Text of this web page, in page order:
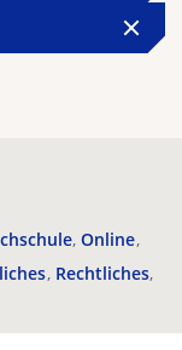
Online
Rechtliches